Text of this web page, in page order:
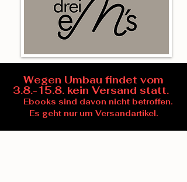
Wegen Umbau findet vom
3.8.-15.8. kein Versand statt.
Ebooks sind davon nicht betroffen.
Es geht nur um Versandartikel.